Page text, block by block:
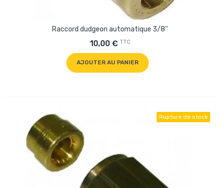
Raccord dudgeon automatique 3/8''
10,00 € TTC
AJOUTER AU PANIER
Rupture de stock